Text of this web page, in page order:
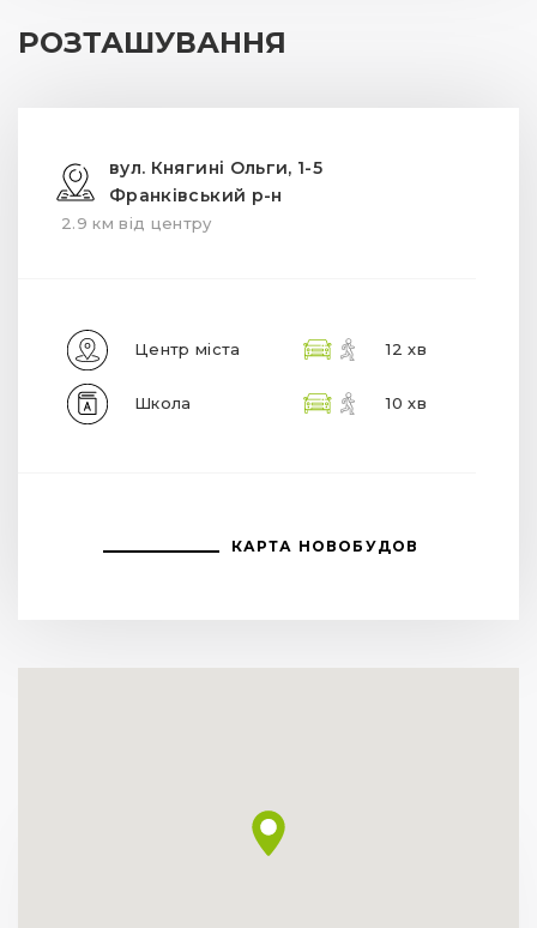
РОЗТАШУВАННЯ
вул. Княгині Ольги, 1-5
Франківський р-н
2.9 км від центру
Центр міста 12 хв
Школа 10 хв
КАРТА НОВОБУДОВ